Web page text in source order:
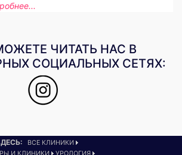
ЧИТАТЬ НАС В
СОЦИАЛЬНЫХ СЕТЯХ:
ВСЕ КЛИНИКИ